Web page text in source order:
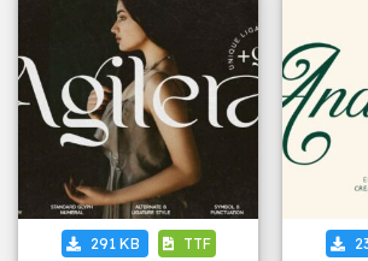
291 KB TTF